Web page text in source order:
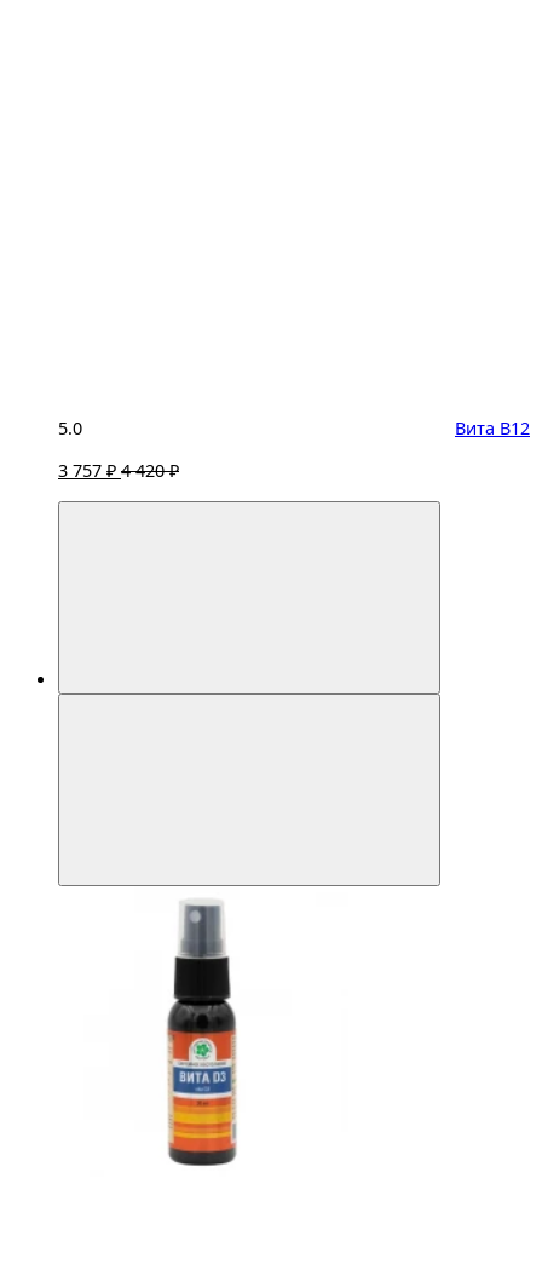
5.0
Вита B12
3 757 ₽ 4 420 ₽